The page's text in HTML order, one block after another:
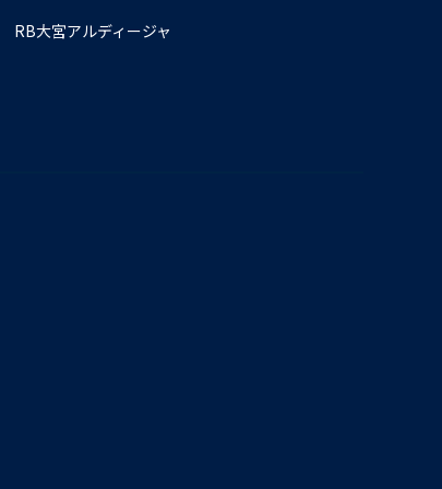
RB大宮アルディージャ